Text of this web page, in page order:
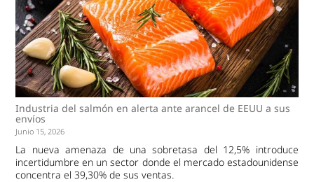
Industria del salmón en alerta ante arancel de EEUU a sus
envíos
Junio 15, 2026
La nueva amenaza de una sobretasa del 12,5% introduce
incertidumbre en un sector donde el mercado estadounidense
concentra el 39,30% de sus ventas.